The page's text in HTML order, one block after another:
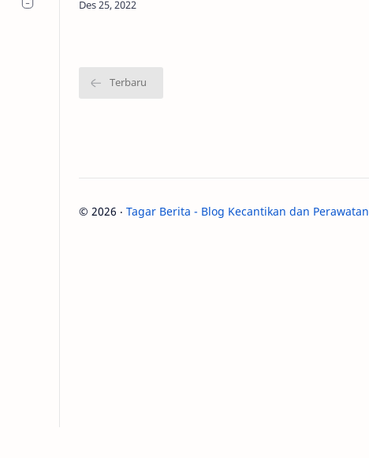
mempunyai banyak manfaat. Manfaat
© 2026 ‧ Tagar Berita - Blog Kecantikan dan Perawatan